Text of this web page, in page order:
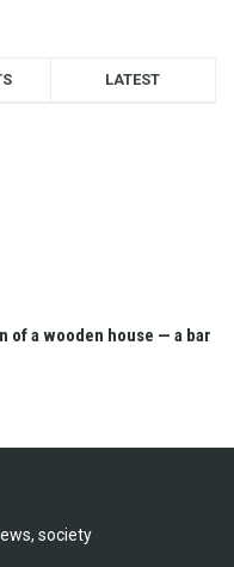
LATEST
a wooden house — a bar